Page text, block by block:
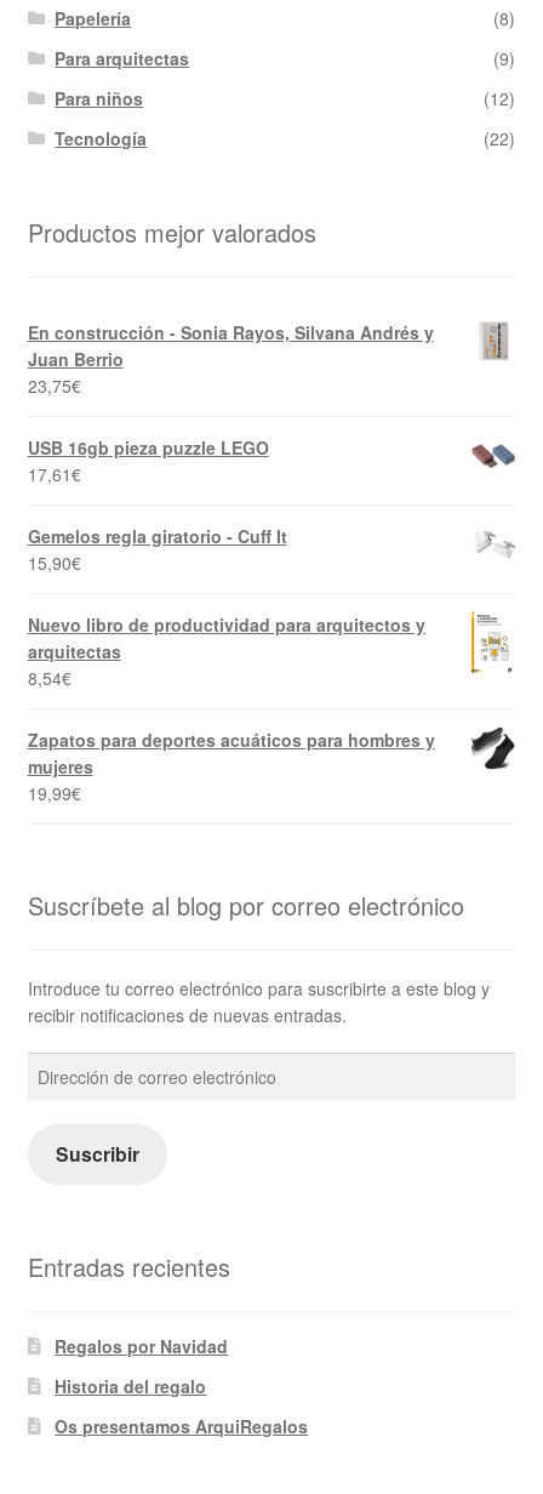
Papelería
(8)
Para arquitectas
(9)
Para niños
(12)
Tecnología
(22)
Productos mejor valorados
En construcción - Sonia Rayos, Silvana Andrés y
Juan Berrio
23,75€
USB 16gb pieza puzzle LEGO
17,61€
Gemelos regla giratorio - Cuff It
15,90€
Nuevo libro de productividad para arquitectos y
arquitectas
8,54€
Zapatos para deportes acuáticos para hombres y
mujeres
19,99€
Suscríbete al blog por correo electrónico
Introduce tu correo electrónico para suscribirte a este blog y
recibir notificaciones de nuevas entradas.
de
electrónico
Suscribir
Entradas recientes
Regalos por Navidad
Historia del regalo
Os presentamos ArquiRegalos